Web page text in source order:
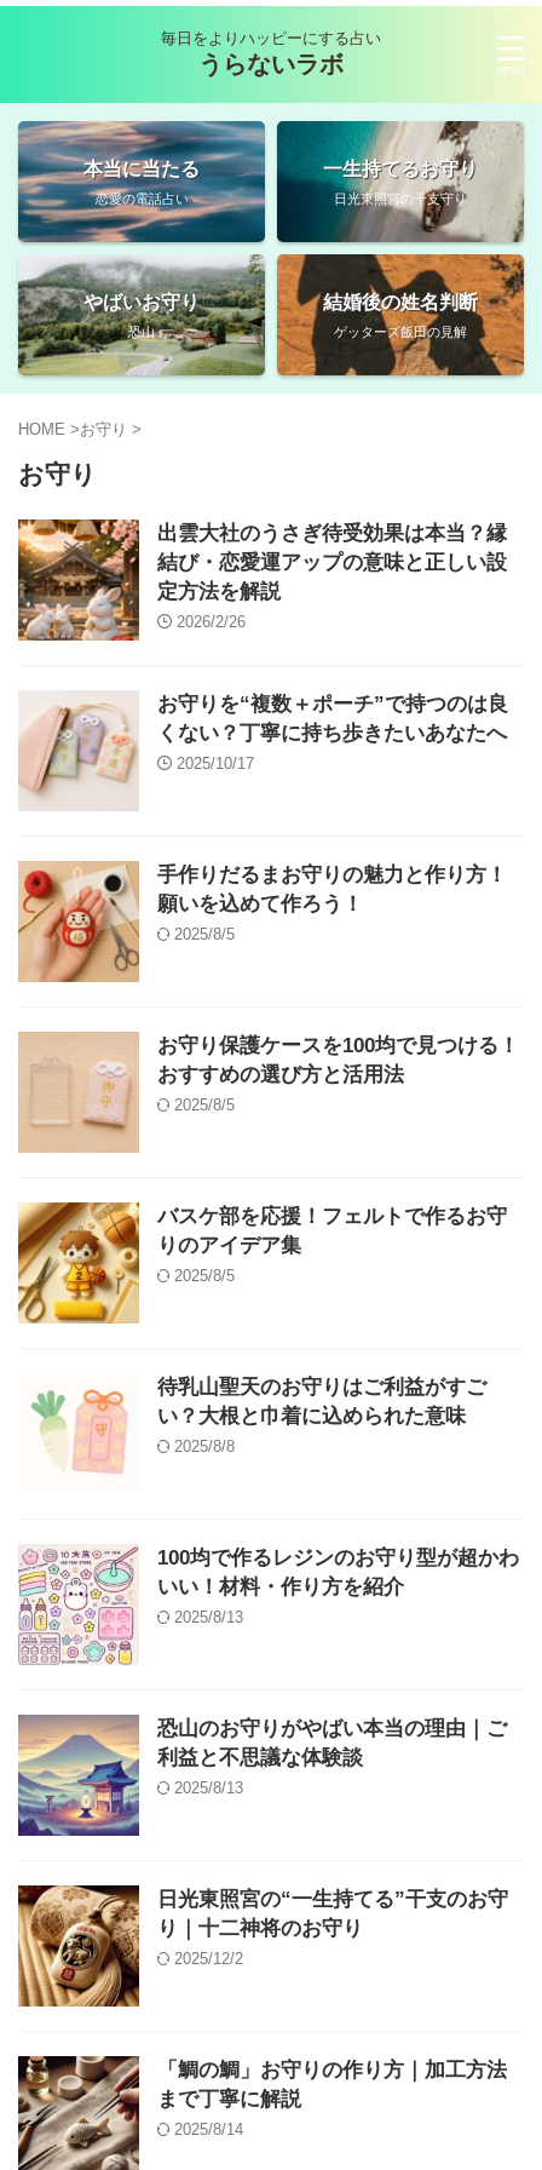
毎日をよりハッピーにする占い
うらないラボ
本当に当たる
恋愛の電話占い
一生持てるお守り
日光東照宮の干支守り
やばいお守り
恐山
結婚後の姓名判断
ゲッターズ飯田の見解
HOME >お守り >
お守り
出雲大社のうさぎ待受効果は本当？縁
結び・恋愛運アップの意味と正しい設
定方法を解説
2026/2/26
お守りを“複数＋ポーチ”で持つのは良
くない？丁寧に持ち歩きたいあなたへ
2025/10/17
手作りだるまお守りの魅力と作り方！
願いを込めて作ろう！
2025/8/5
お守り保護ケースを100均で見つける！
おすすめの選び方と活用法
2025/8/5
バスケ部を応援！フェルトで作るお守
りのアイデア集
2025/8/5
待乳山聖天のお守りはご利益がすご
い？大根と巾着に込められた意味
2025/8/8
100均で作るレジンのお守り型が超かわ
いい！材料・作り方を紹介
2025/8/13
恐山のお守りがやばい本当の理由｜ご
利益と不思議な体験談
2025/8/13
日光東照宮の“一生持てる”干支のお守
り｜十二神将のお守り
2025/12/2
「鯛の鯛」お守りの作り方｜加工方法
まで丁寧に解説
2025/8/14